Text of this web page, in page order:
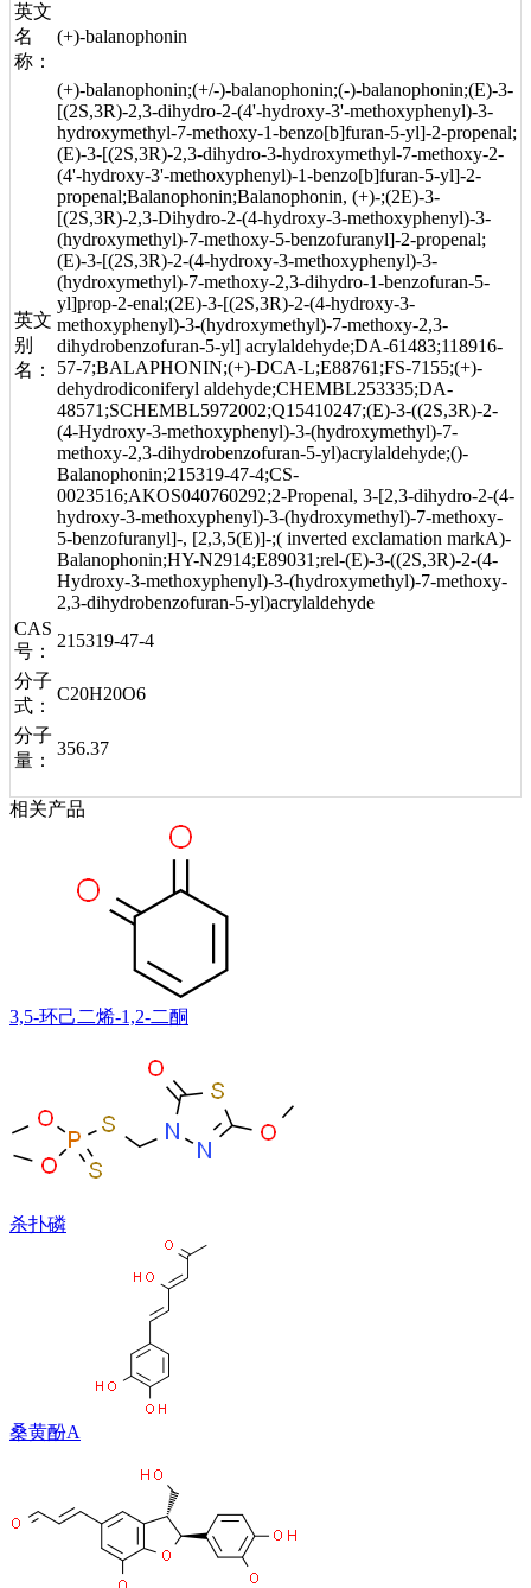
英文
名
称：
(+)-balanophonin
英文
别
名：
(+)-balanophonin;(+/-)-balanophonin;(-)-balanophonin;(E)-3-
[(2S,3R)-2,3-dihydro-2-(4'-hydroxy-3'-methoxyphenyl)-3-
hydroxymethyl-7-methoxy-1-benzo[b]furan-5-yl]-2-propenal;
(E)-3-[(2S,3R)-2,3-dihydro-3-hydroxymethyl-7-methoxy-2-
(4'-hydroxy-3'-methoxyphenyl)-1-benzo[b]furan-5-yl]-2-
propenal;Balanophonin;Balanophonin, (+)-;(2E)-3-
[(2S,3R)-2,3-Dihydro-2-(4-hydroxy-3-methoxyphenyl)-3-
(hydroxymethyl)-7-methoxy-5-benzofuranyl]-2-propenal;
(E)-3-[(2S,3R)-2-(4-hydroxy-3-methoxyphenyl)-3-
(hydroxymethyl)-7-methoxy-2,3-dihydro-1-benzofuran-5-
yl]prop-2-enal;(2E)-3-[(2S,3R)-2-(4-hydroxy-3-
methoxyphenyl)-3-(hydroxymethyl)-7-methoxy-2,3-
dihydrobenzofuran-5-yl] acrylaldehyde;DA-61483;118916-
57-7;BALAPHONIN;(+)-DCA-L;E88761;FS-7155;(+)-
dehydrodiconiferyl aldehyde;CHEMBL253335;DA-
48571;SCHEMBL5972002;Q15410247;(E)-3-((2S,3R)-2-
(4-Hydroxy-3-methoxyphenyl)-3-(hydroxymethyl)-7-
methoxy-2,3-dihydrobenzofuran-5-yl)acrylaldehyde;()-
Balanophonin;215319-47-4;CS-
0023516;AKOS040760292;2-Propenal, 3-[2,3-dihydro-2-(4-
hydroxy-3-methoxyphenyl)-3-(hydroxymethyl)-7-methoxy-
5-benzofuranyl]-, [2,3,5(E)]-;( inverted exclamation markA)-
Balanophonin;HY-N2914;E89031;rel-(E)-3-((2S,3R)-2-(4-
Hydroxy-3-methoxyphenyl)-3-(hydroxymethyl)-7-methoxy-
2,3-dihydrobenzofuran-5-yl)acrylaldehyde
CAS
号：
215319-47-4
分子
式：
C20H20O6
分子
量：
356.37
相关产品
3,5-环己二烯-1,2-二酮
杀扑磷
桑黄酚A